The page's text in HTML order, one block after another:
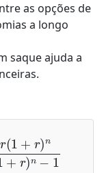
as opções de
a longo
saque ajuda a
r)n 1 +r)n